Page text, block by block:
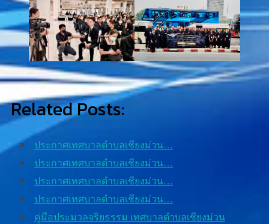
Related Posts:
ประกาศเทศบาลตำบลเชียงม่วน…
ประกาศเทศบาลตำบลเชียงม่วน…
ประกาศเทศบาลตำบลเชียงม่วน…
ประกาศเทศบาลตำบลเชียงม่วน…
คู่มือประมวลจริยธรรม เทศบาลตำบลเชียงม่วน